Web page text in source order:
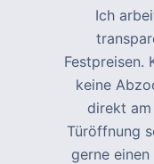
Ich
Festpreisen.
keine
direkt
Türöffnung
gerne